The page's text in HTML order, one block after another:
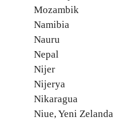
Mozambik
Namibia
Nauru
Nepal
Nijer
Nijerya
Nikaragua
Niue, Yeni Zelanda